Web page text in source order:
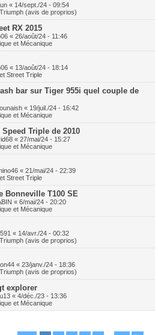
« 14/sept./24 - 09:54
(avis de proprios)
RX 2015
« 26/août/24 - 11:46
et Mécanique
« 13/août/24 - 18:14
Street Triple
bar sur Tiger 955i quel couple de
« 19/juil./24 - 16:42
et Mécanique
Triple de 2010
« 27/mai/24 - 15:27
et Mécanique
« 21/mai/24 - 22:39
Street Triple
Bonneville T100 SE
« 6/mai/24 - 20:20
et Mécanique
« 14/avr./24 - 00:32
(avis de proprios)
« 23/janv./24 - 18:36
(avis de proprios)
explorer
« 4/déc./23 - 13:36
et Mécanique